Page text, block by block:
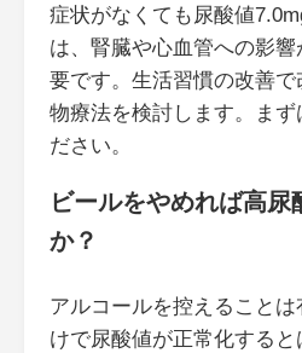
症状がなくても尿酸値
は、腎臓や心血管への影
要です。生活習慣の改善
物療法を検討します。まず
ださい。
ビールをやめれば高
か？
アルコールを控えること
けで尿酸値が正常化する